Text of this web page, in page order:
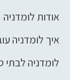
אודות לומדניה
איך לומדניה
לומדניה לבתי